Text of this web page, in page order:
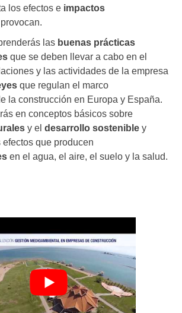
los efectos e impactos
las buenas prácticas
que se deben llevar a cabo en el
y las actividades de la empresa
que regulan el marco
la construcción en Europa y España.
en conceptos básicos sobre
y el desarrollo sostenible y
que producen
en el agua, el aire, el suelo y la salud.